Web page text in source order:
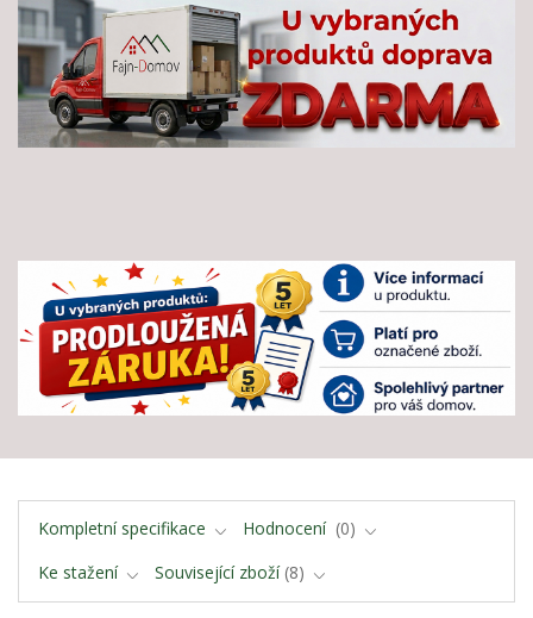
Kompletní specifikace Hodnocení
0
Ke stažení
Související zboží 8